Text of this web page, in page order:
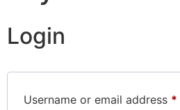
Login
Username or email address *